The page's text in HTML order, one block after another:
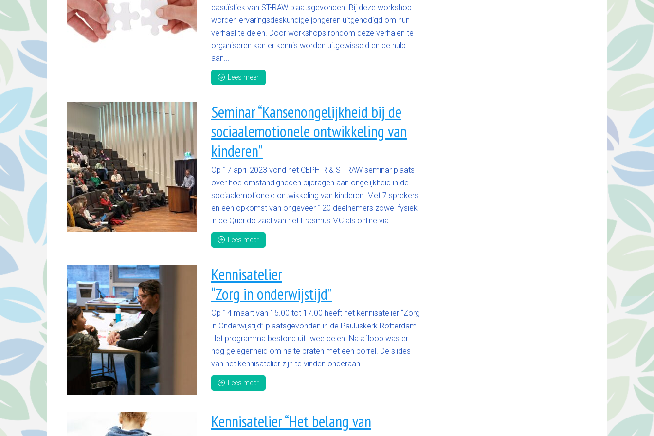
casuïstiek van ST-RAW plaatsgevonden. Bij deze workshop
worden ervaringsdeskundige jongeren uitgenodigd om hun
verhaal te delen. Door workshops rondom deze verhalen te
organiseren kan er kennis worden uitgewisseld en de hulp
aan...
Lees meer
Seminar “Kansenongelijkheid bij de
sociaalemotionele ontwikkeling van
kinderen”
Op 17 april 2023 vond het CEPHIR & ST-RAW seminar plaats
over hoe omstandigheden bijdragen aan ongelijkheid in de
sociaalemotionele ontwikkeling van kinderen. Met 7 sprekers
en een opkomst van ongeveer 120 deelnemers zowel fysiek
in de Querido zaal van het Erasmus MC als online via...
Lees meer
Kennisatelier
“Zorg in onderwijstijd”
Op 14 maart van 15.00 tot 17.00 heeft het kennisatelier “Zorg
in Onderwijstijd” plaatsgevonden in de Pauluskerk Rotterdam.
Het programma bestond uit twee delen. Na afloop was er
nog gelegenheid om na te praten met een borrel. De slides
van het kennisatelier zijn te vinden onderaan...
Lees meer
Kennisatelier “Het belang van